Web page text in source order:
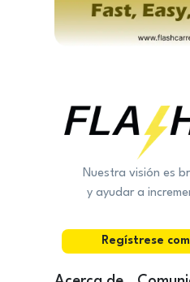
Nuestra visión es
y ayudar a
Regístrese